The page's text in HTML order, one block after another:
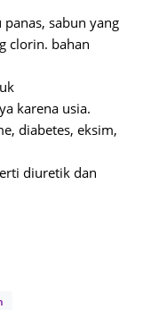
sabun yang
clorin. bahan
karena usia.
diabetes, eksim,
diuretik dan